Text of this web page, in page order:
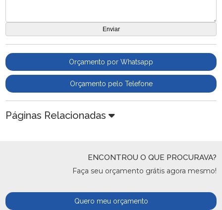
Orçamento por Whatsapp
Orçamento pelo Telefone
Páginas Relacionadas
ENCONTROU O QUE PROCURAVA?
Faça seu orçamento grátis agora mesmo!
Quero meu orçamento